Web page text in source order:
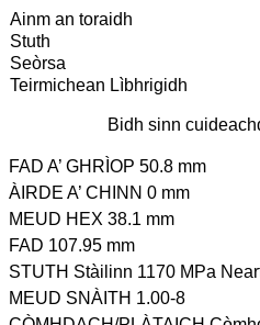
Ainm an toraidh
Stuth
Seòrsa
Teirmichean Lìbhrigidh
Bidh sinn
FAD A’ GHRÌOP 50.8 mm
ÀIRDE A’ CHINN 0 mm
MEUD HEX 38.1 mm
FAD 107.95 mm
STUTH Stàilinn 1170 MPa
MEUD SNÀITH 1.00-8